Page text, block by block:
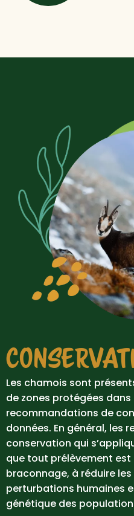
Les chamois sont
de zones protégées dans
recommandations de
données. En général, les
conservation qui
que tout prélèvement est
braconnage, à réduire
perturbations humaines
génétique des